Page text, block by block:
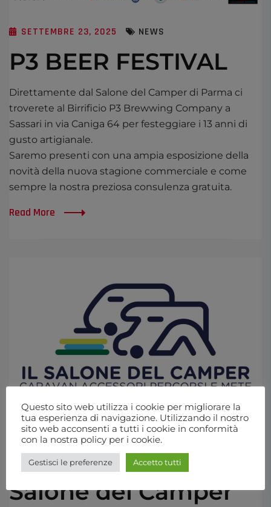
SETTEMBRE 23, 2025 NEWS
P3 BEER FESTIVAL
Direttamente dal Salone del Camper di Parma ci
troverete al Birrificio P3 Brewwing Company a
Sassari in via Caniga 64 per festeggiare i 13 anni di
gusto artigianale.
Saremo presenti con una ampia esposizione della
novità della nuova stagione commerciale e come
sempre la nostra preziosa consulenza gratuita.
Read More
SETTEMBRE 4, 2025 NEWS
Salone del Camper
Questo sito web utilizza i cookie per migliorare la
tua esperienza di navigazione. Utilizzando il nostro
sito web acconsenti a tutti i cookie in conformità
con la nostra policy per i cookie.
Gestisci le preferenze Accetto tutti